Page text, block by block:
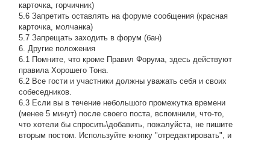
карточка, горчичник)
5.6 Запретить оставлять на форуме сообщения (красная
карточка, молчанка)
5.7 Запрещать заходить в форум (бан)
6. Другие положения
6.1 Помните, что кроме Правил Форума, здесь действуют
правила Хорошего Тона.
6.2 Все гости и участники должны уважать себя и своих
собеседников.
6.3 Если вы в течение небольшого промежутка времени
(менее 5 минут) после своего поста, вспомнили, что-то,
что хотели бы спросить\добавить, пожалуйста, не пишите
вторым постом. Используйте кнопку "отредактировать", и